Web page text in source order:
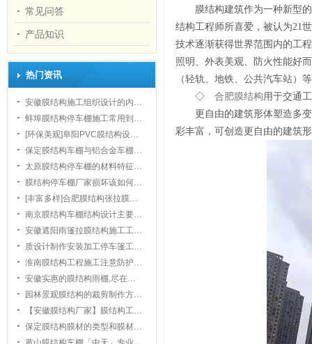
常见问答
产品知识
热门资讯
安徽膜结构施工组织设计的内…
蚌埠膜结构停车棚施工常用到…
[环保美观]阜阳PVC膜结构设…
保定膜结构车棚与铝合金车棚…
太原膜结构停车棚的材料特征…
膜结构停车棚厂家损坏该如何…
[丰富多样]合肥膜结构张拉膜…
南京膜结构车棚结构设计主要…
安徽遮阳雨篷拉膜结构施工工…
质设计制作安装加工停车篷工…
淮南膜结构工程施工注意防护…
安徽实惠的膜结构雨棚,尽在…
园林景观膜结构的裁剪制作方…
【安徽膜结构厂家】膜结构工…
保定膜结构膜材的类型和膜材…
膜结构建筑作为一种新型
结构工程师所喜爱，被认为21
技术逐渐获得世界范围内的工
照明、外表美观、防火性能好
（轻轨、地铁、公共汽车站）
◇ 合肥膜结构用于交通
更自由的建筑形体塑造多
彩丰富，可创造更自由的建筑